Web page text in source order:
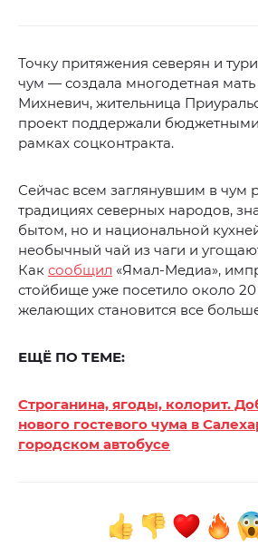
Точку притяжения северян и
чум — создала многодетная
Михневич, жительница
проект поддержали
рамках соцконтракта.
Сейчас всем заглянувшим в чум
традициях северных народов,
бытом, но и национальной
необычный чай из чаги и
Как сообщил «Ямал-Медиа»,
стойбище уже посетило около 20
желающих становится все
ЕЩЁ ПО ТЕМЕ:
Строганина, ягоды, колорит.
нового гостевого чума в
городском автобусе